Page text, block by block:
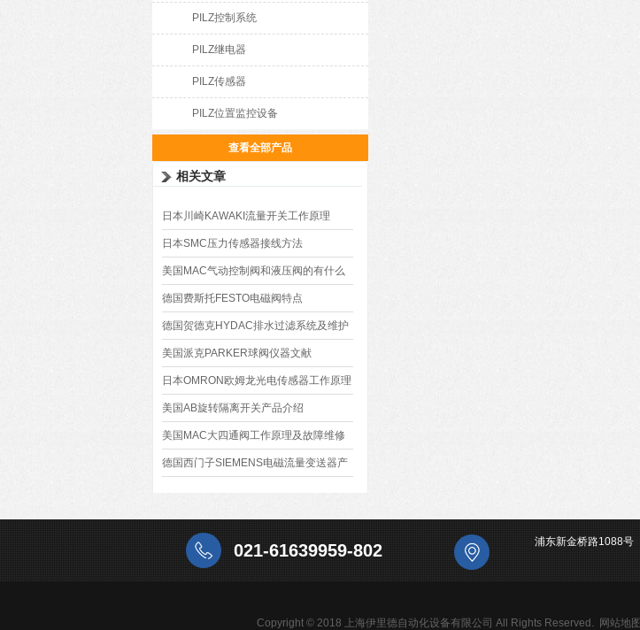
PILZ控制系统
PILZ继电器
PILZ传感器
PILZ位置监控设备
查看全部产品
相关文章
日本川崎KAWAKI流量开关工作原理
日本SMC压力传感器接线方法
美国MAC气动控制阀和液压阀的有什么
不同？
德国费斯托FESTO电磁阀特点
德国贺德克HYDAC排水过滤系统及维护
系统
美国派克PARKER球阀仪器文献
日本OMRON欧姆龙光电传感器工作原理
分析
美国AB旋转隔离开关产品介绍
美国MAC大四通阀工作原理及故障维修
德国西门子SIEMENS电磁流量变送器产
021-61639959-802 浦东新金桥路1088号
Copyright © 2018 上海伊里德自动化设备有限公司 All Rights Reserved. 网站地图